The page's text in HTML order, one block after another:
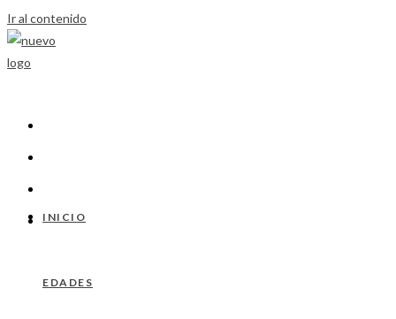
Ir al contenido
INICIO
EDADES